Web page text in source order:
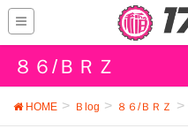
８６/ＢＲＺ
HOME Ｂlog ８６/ＢＲＺ